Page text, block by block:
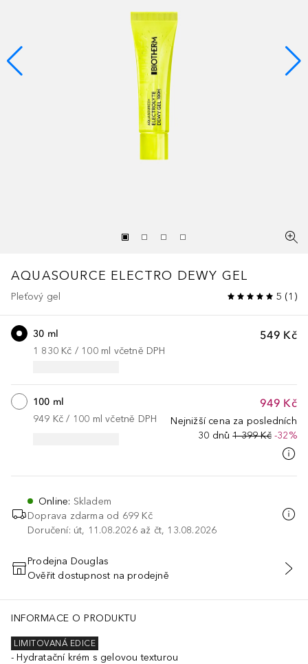
AQUASOURCE ELECTRO DEWY GEL
Pleťový gel 5 (1 )
549 Kč
30 ml
1 830 Kč / 100 ml včetně DPH
949 Kč
Nejnižší cena za posledních
30 dnů 1 399 Kč-32%
100 ml
949 Kč / 100 ml včetně DPH
Online: Skladem
Doprava zdarma od 699 Kč
Doručení: út, 11.08.2026 až čt, 13.08.2026
PŘIDAT DO KOŠÍKU
Prodejna Douglas
Ověřit dostupnost na prodejně
INFORMACE O PRODUKTU
LIMITOVANÁ EDICE
Hydratační krém s gelovou texturou